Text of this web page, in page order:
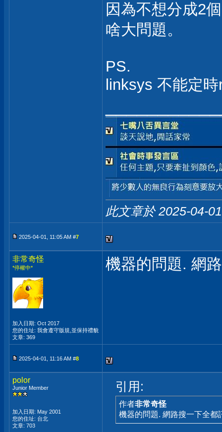
因為不想分成2
啥大問題。
PS.
linksys 不能定
此文章於 2025-04-
2025-04-01, 11:05 AM #7
非常奇怪
*停權中*
加入日期: Oct 2017
您的住址: 我會遵守版規,並保持禮貌
文章: 369
機器的問題. 網
2025-04-01, 11:16 AM #8
polor
Junior Member
加入日期: May 2001
您的住址: 台北
文章: 703
引用:
作者非常奇怪
機器的問題. 網路搜一下全都